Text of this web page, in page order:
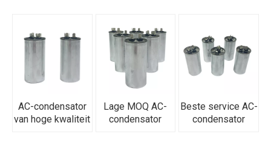
AC-condensator
van hoge kwaliteit
Lage MOQ AC-
condensator
Beste service AC-
condensator